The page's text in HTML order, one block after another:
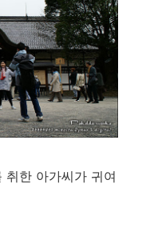
취한 아가씨가 귀여